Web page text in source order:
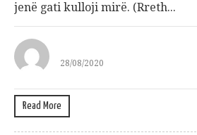
jenë gati kulloji mirë. (Rreth...
28/08/2020
Read More